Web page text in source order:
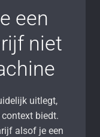
een
niet
uitlegt,
biedt.
alsof je een